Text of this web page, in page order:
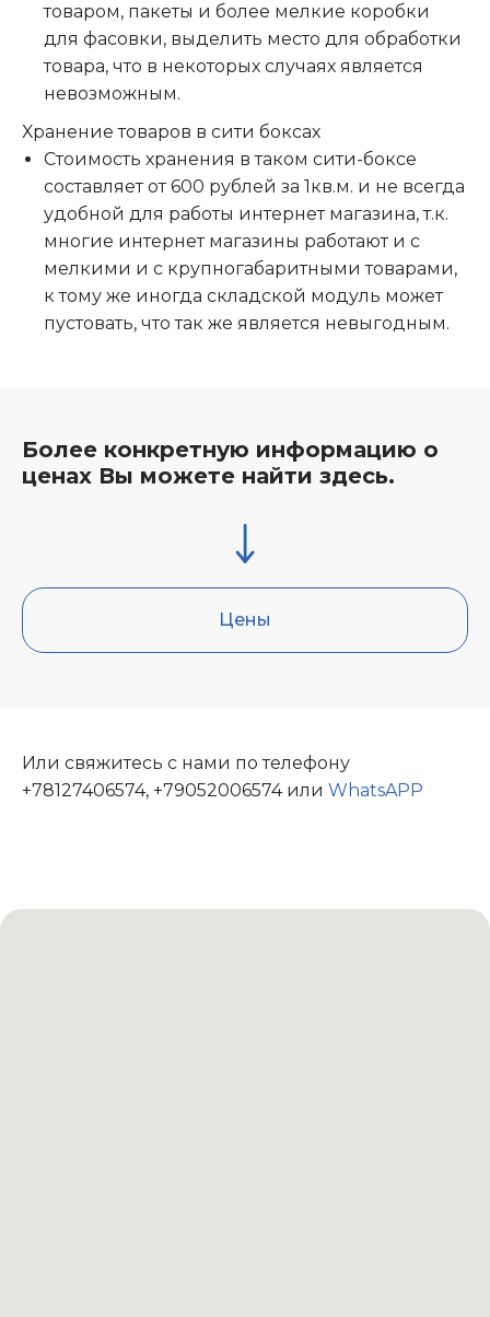
товаром, пакеты и более мелкие коробки
для фасовки, выделить место для обработки
товара, что в некоторых случаях является
невозможным.
Хранение товаров в сити боксах
Стоимость хранения в таком сити-боксе
составляет от 600 рублей за 1кв.м. и не всегда
удобной для работы интернет магазина, т.к.
многие интернет магазины работают и с
мелкими и с крупногабаритными товарами,
к тому же иногда складской модуль может
пустовать, что так же является невыгодным.
Более конкретную информацию о
ценах Вы можете найти здесь.
Цены
Или свяжитесь с нами по телефону
+78127406574, +79052006574или WhatsAPP